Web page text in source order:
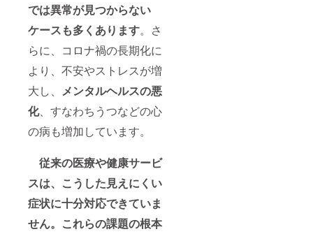
では異常が見つからない
ケースも多くあります。さ
らに、コロナ禍の長期化に
より、不安やストレスが増
大し、 メンタルヘルスの悪
化、すなわちうつなどの心
の病も増加しています。
従来の医療や健康サービ
スは、こうした見えにくい
症状に十分対応できていま
せん。これらの課題の根本